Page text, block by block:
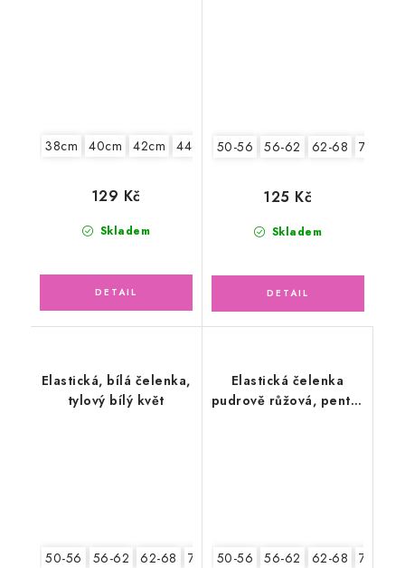
38cm 40cm 42cm 44cm 46cm
Skladem
129 Kč
50-56 56-62 62-68 74-86
Skladem
125 Kč
Elastická, bílá čelenka,
tylový bílý květ
50-56 56-62 62-68 74-86
Elastická čelenka
pudrově růžová, pentle
50-56 56-62 62-68 74-86